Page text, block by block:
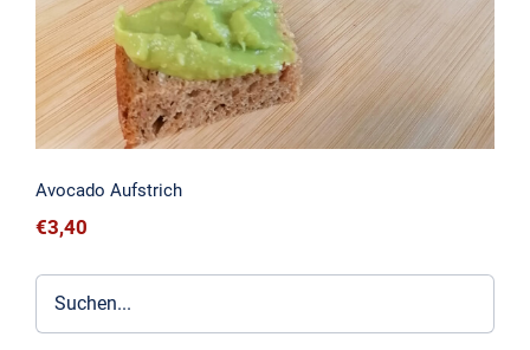
Avocado Aufstrich
€3,40